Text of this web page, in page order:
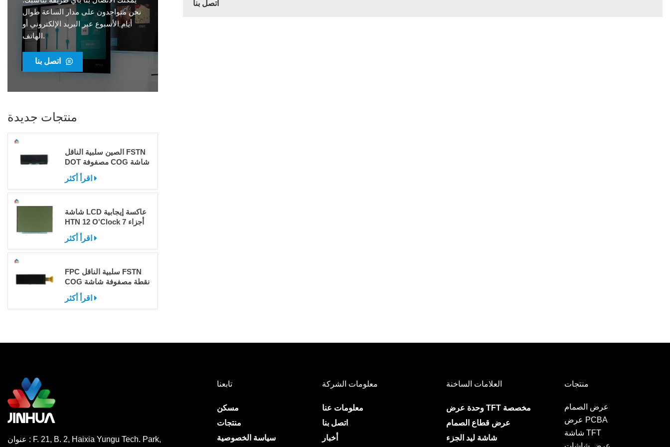
نحن متواجدون على مدار الساعة طوال
أيام الأسبوع عبر البريد الإلكتروني أو
الهاتف.
اتصل بنا
منتجات جديدة
الصين سلبية الناقل FSTN
DOT مصفوفة COG شاشة
LCD للبيع
اقرأ أكثر
شاشة LCD عاكسة إيجابية
HTN 12 O'Clock 7 أجزاء
اقرأ أكثر
FPC سلبية الناقل FSTN
COG نقطة مصفوفة شاشة
اقرأ أكثر
اتصل بنا
عنوان : F. 21, B. 2, Haixia Yungu Tech. Park,
تابعنا
مسكن
منتجات
سياسة الخصوصية
معلومات الشركة
معلومات عنا
اتصل بنا
أخبار
العلامات الساخنة
وحدة عرض TFT مخصصة
عرض قطاع الصمام
شاشة ليد الجزء
منتجات
عرض الصمام
عرض PCBA
شاشة TFT